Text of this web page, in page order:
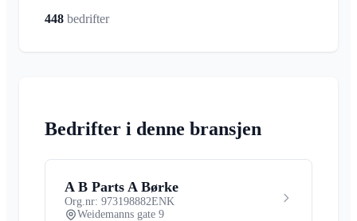
448 bedrifter
Bedrifter i denne bransjen
A B Parts A Børke
Org.nr: 973198882ENK
Weidemanns gate 9